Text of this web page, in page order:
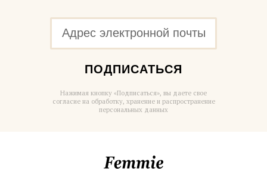
ПОДПИСАТЬСЯ
Нажимая кнопку «Подписаться», вы даете свое
согласие на обработку, хранение и распространение
персональных данных